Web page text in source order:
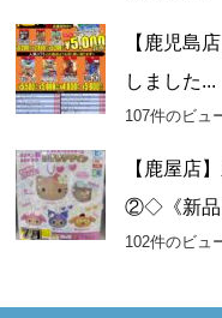
【鹿児島
しました...
107件のビュ
【鹿屋店
②◇《新品
102件のビュ